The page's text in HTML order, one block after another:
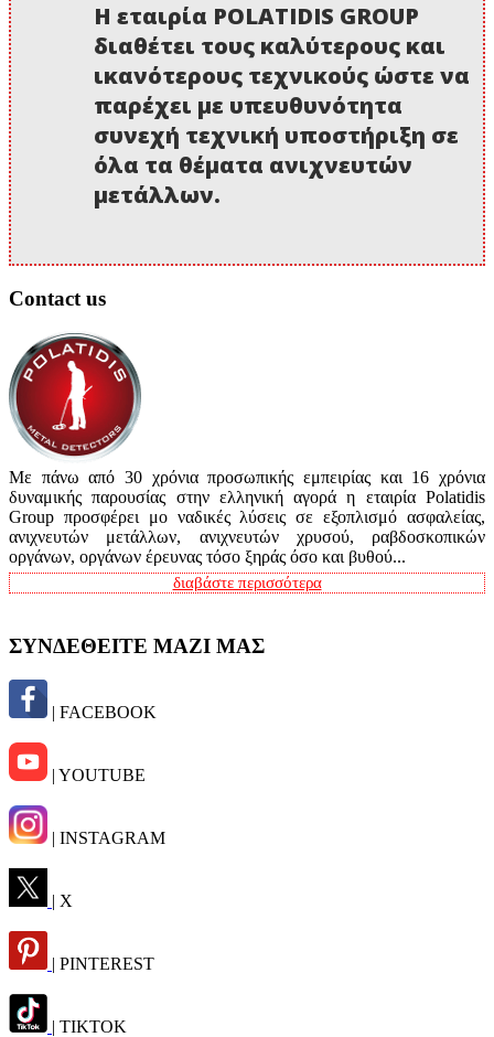
Η εταιρία POLATIDIS GROUP
διαθέτει τους καλύτερους και
ικανότερους τεχνικούς ώστε να
παρέχει με υπευθυνότητα
συνεχή τεχνική υποστήριξη σε
όλα τα θέματα ανιχνευτών
μετάλλων.
Contact us
Με πάνω από 30 χρόνια προσωπικής εμπειρίας και 16 χρόνια
δυναμικής παρουσίας στην ελληνική αγορά η εταιρία Polatidis
Group προσφέρει μο ναδικές λύσεις σε εξοπλισμό ασφαλείας,
ανιχνευτών μετάλλων, ανιχνευτών χρυσού, ραβδοσκοπικών
οργάνων, οργάνων έρευνας τόσο ξηράς όσο και βυθού...
διαβάστε περισσότερα
ΣΥΝΔΕΘΕΙΤΕ ΜΑΖΙ ΜΑΣ
| FACEBOOK
| YOUTUBE
| INSTAGRAM
| X
| PINTEREST
| TIKTOK